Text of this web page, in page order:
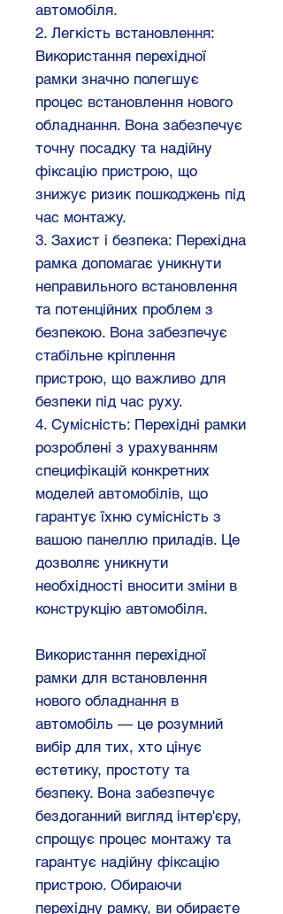
автомобіля.
2. Легкість встановлення:
Використання перехідної
рамки значно полегшує
процес встановлення нового
обладнання. Вона забезпечує
точну посадку та надійну
фіксацію пристрою, що
знижує ризик пошкоджень під
час монтажу.
3. Захист і безпека: Перехідна
рамка допомагає уникнути
неправильного встановлення
та потенційних проблем з
безпекою. Вона забезпечує
стабільне кріплення
пристрою, що важливо для
безпеки під час руху.
4. Сумісність: Перехідні рамки
розроблені з урахуванням
специфікацій конкретних
моделей автомобілів, що
гарантує їхню сумісність з
вашою панеллю приладів. Це
дозволяє уникнути
необхідності вносити зміни в
конструкцію автомобіля.
Використання перехідної
рамки для встановлення
нового обладнання в
автомобіль — це розумний
вибір для тих, хто цінує
естетику, простоту та
безпеку. Вона забезпечує
бездоганний вигляд інтер'єру,
спрощує процес монтажу та
гарантує надійну фіксацію
пристрою. Обираючи
перехідну рамку, ви обираєте